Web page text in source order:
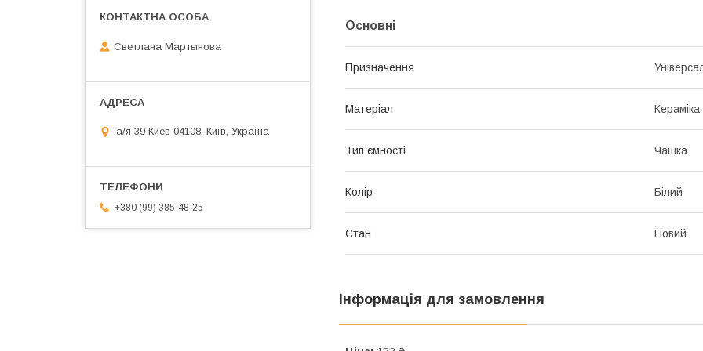
Основні
Призначення
Матеріал Кераміка
Тип ємності Чашка
Колір Білий
Стан Новий
Інформація для замовлення
Светлана Мартынова
а/я 39 Киев 04108, Київ, Україна
+380 (99) 385-48-25